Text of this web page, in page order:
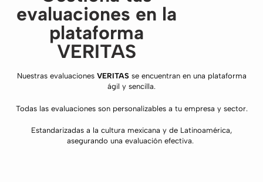
evaluaciones en la
plataforma
VERITAS
Nuestras evaluaciones VERITASse encuentran en una plataforma
ágil y sencilla.
Todas las evaluaciones son personalizables a tu empresa y sector.
Estandarizadas a la cultura mexicana y de Latinoamérica,
asegurando una evaluación efectiva.